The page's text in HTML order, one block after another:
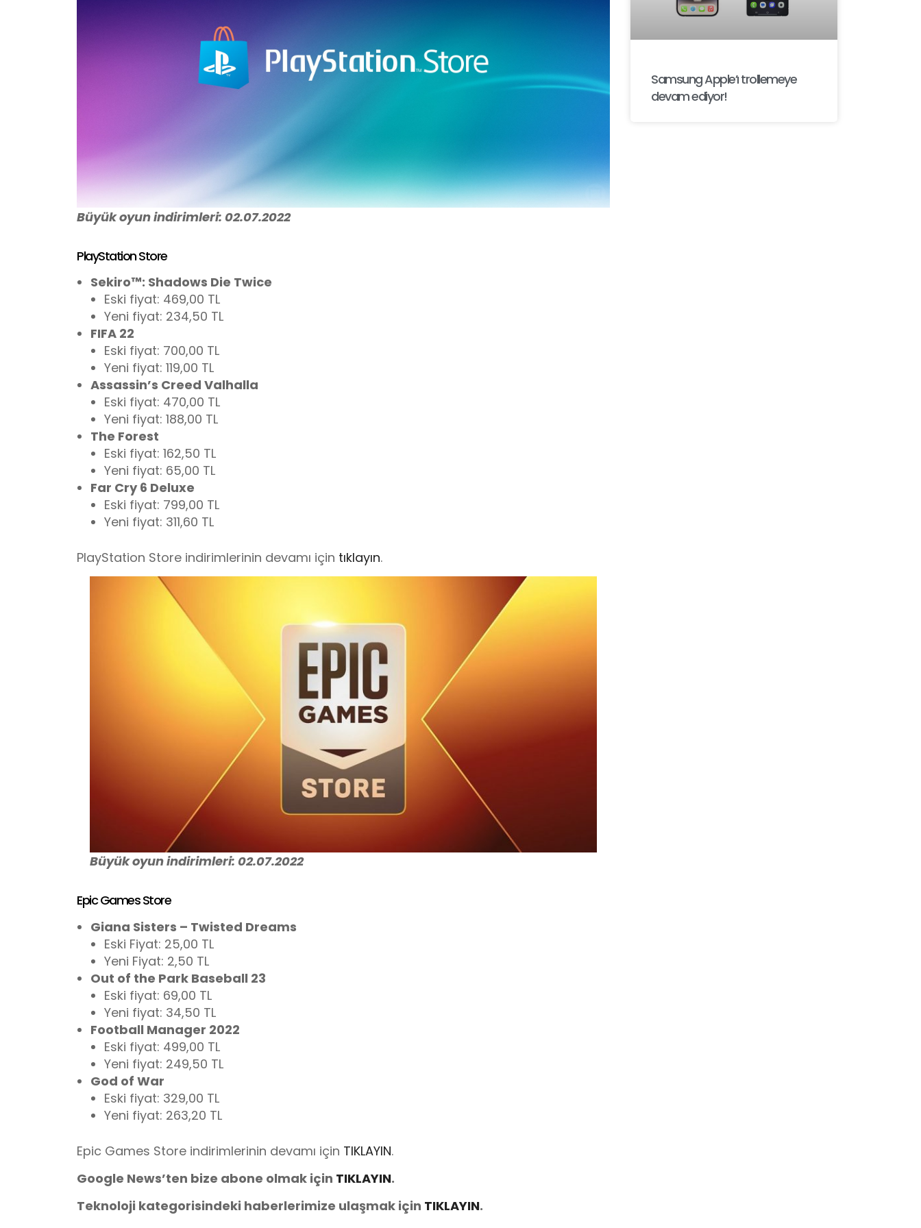
Büyük oyun indirimleri: 02.07.2022
PlayStation Store
Sekiro™: Shadows Die Twice
Eski fiyat: 469,00 TL
Yeni fiyat: 234,50 TL
FIFA 22
Eski fiyat: 700,00 TL
Yeni fiyat: 119,00 TL
Assassin’s Creed Valhalla
Eski fiyat: 470,00 TL
Yeni fiyat: 188,00 TL
The Forest
Eski fiyat: 162,50 TL
Yeni fiyat: 65,00 TL
Far Cry 6 Deluxe
Eski fiyat: 799,00 TL
Yeni fiyat: 311,60 TL
PlayStation Store indirimlerinin devamı için tıklayın.
Büyük oyun indirimleri: 02.07.2022
Epic Games Store
Giana Sisters – Twisted Dreams
Eski Fiyat: 25,00 TL
Yeni Fiyat: 2,50 TL
Out of the Park Baseball 23
Eski fiyat: 69,00 TL
Yeni fiyat: 34,50 TL
Football Manager 2022
Eski fiyat: 499,00 TL
Yeni fiyat: 249,50 TL
God of War
Eski fiyat: 329,00 TL
Yeni fiyat: 263,20 TL
Epic Games Store indirimlerinin devamı için TIKLAYIN.
Google News’ten bize abone olmak için TIKLAYIN.
Teknoloji kategorisindeki haberlerimize ulaşmak için TIKLAYIN.
Samsung Apple’ı trollemeye
devam ediyor!